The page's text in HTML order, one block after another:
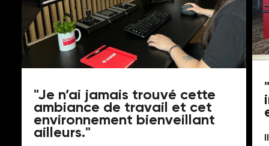
"Je n’ai jamais trouvé cette
ambiance de travail et cet
environnement bienveillant
ailleurs."